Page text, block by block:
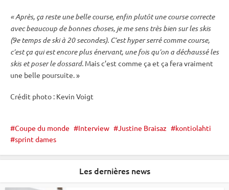
« Après, ça reste une belle course, enfin plutôt une course correcte
avec beaucoup de bonnes choses, je me sens très bien sur les skis
(9e temps de ski à 20 secondes). C’est hyper serré comme course,
c’est ça qui est encore plus énervant, une fois qu’on a déchaussé les
skis et poser le dossard. Mais c’est comme ça et ça fera vraiment
une belle poursuite. »
Crédit photo : Kevin Voigt
Coupe du monde Interview Justine Braisaz
kontiolahti
sprint dames
Les dernières news